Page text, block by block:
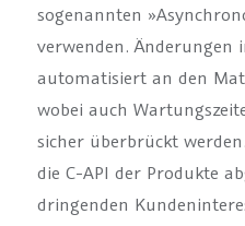
sogenannten
verwenden. Änderungen
automatisiert an den
wobei auch
sicher überbrückt
die C-API der Produkte
dringenden